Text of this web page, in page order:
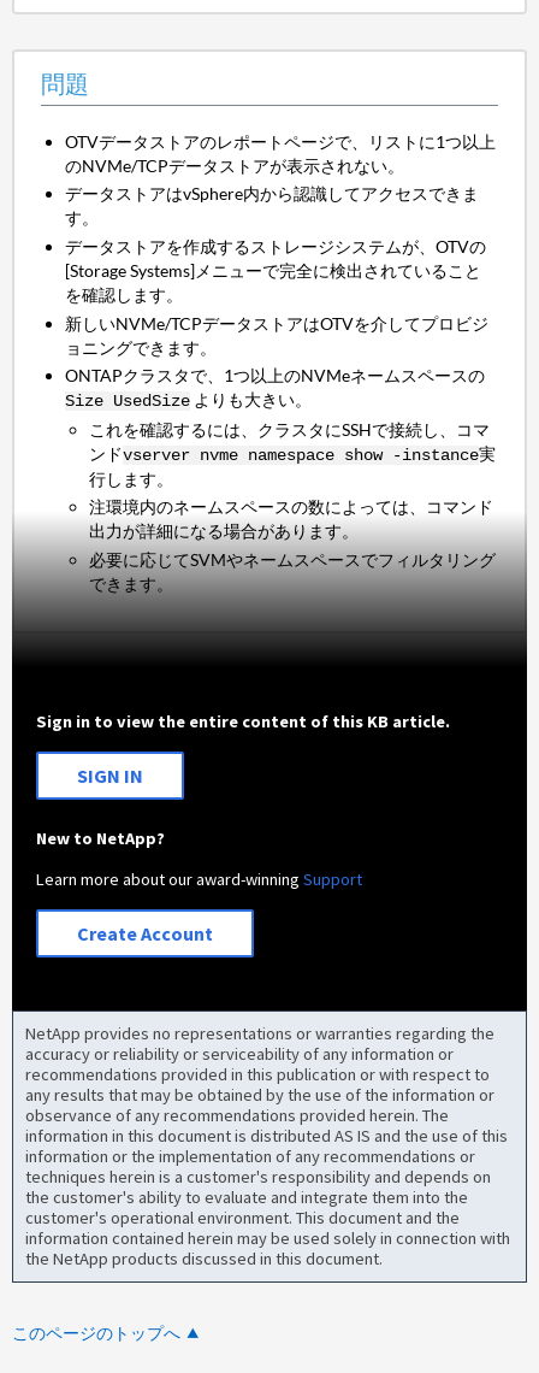
問題
OTVデータストアのレポートページで、リストに1つ以上
のNVMe/TCPデータストアが表示されない。
データストアはvSphere内から認識してアクセスできま
す。
データストアを作成するストレージシステムが、OTVの
[Storage Systems]メニューで完全に検出されていること
を確認します。
新しいNVMe/TCPデータストアはOTVを介してプロビジ
ョニングできます。
ONTAPクラスタで、1つ以上のNVMeネームスペースの
Size UsedSize よりも大きい。
これを確認するには、クラスタにSSHで接続し、コマ
ンドvserver nvme namespace show -instance実
行します。
注環境内のネームスペースの数によっては、コマンド
出力が詳細になる場合があります。
必要に応じてSVMやネームスペースでフィルタリング
できます。
Sign in to view the entire content of this KB article.
SIGN IN
New to NetApp?
Learn more about our award-winningSupport
Create Account
NetApp provides no representations or warranties regarding the
accuracy or reliability or serviceability of any information or
recommendations provided in this publication or with respect to
any results that may be obtained by the use of the information or
observance of any recommendations provided herein. The
information in this document is distributed AS IS and the use of this
information or the implementation of any recommendations or
techniques herein is a customer's responsibility and depends on
the customer's ability to evaluate and integrate them into the
customer's operational environment. This document and the
information contained herein may be used solely in connection with
the NetApp products discussed in this document.
このページのトップへ